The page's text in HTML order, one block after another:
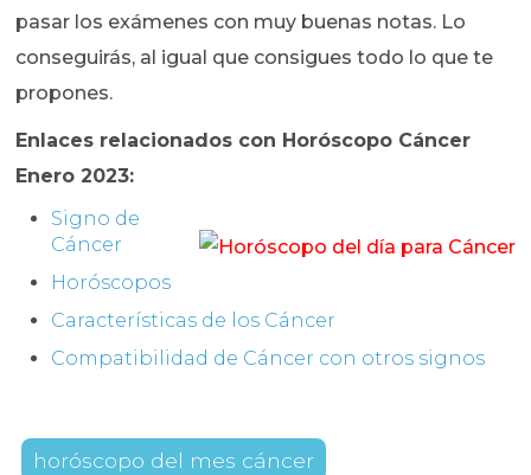
pasar los exámenes con muy buenas notas. Lo
conseguirás, al igual que consigues todo lo que te
propones.
Enlaces relacionados con Horóscopo Cáncer
Enero 2023:
Signo de
Cáncer
Horóscopos
Características de los Cáncer
Compatibilidad de Cáncer con otros signos
horóscopo del mes cáncer